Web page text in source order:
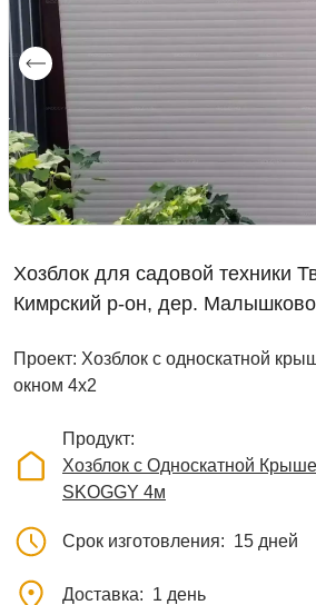
Хозблок для садовой техники
Кимрский р-он, дер. Малышково
Проект: Хозблок с односкатной
окном 4х2
Продукт
Хозблок с Односкатной
SKOGGY 4м
Срок изготовления 15 дней
Доставка 1 день